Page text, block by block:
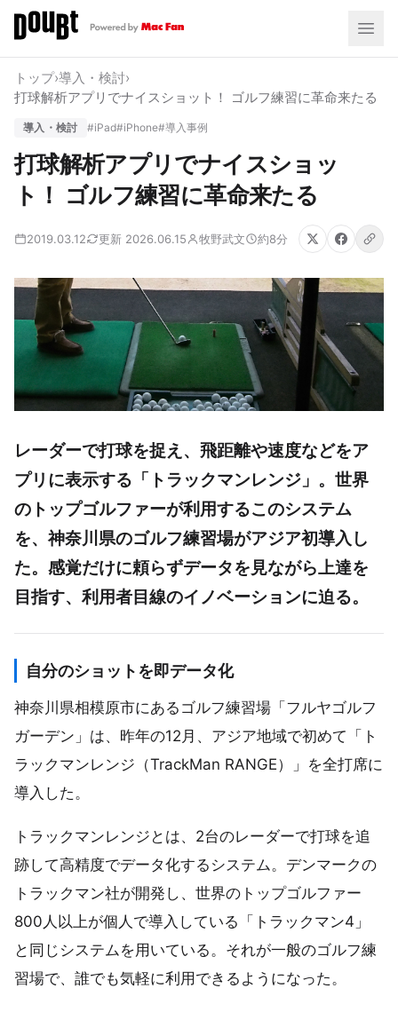
トップ›導入・検討›
打球解析アプリでナイスショット！ ゴルフ練習に革命来たる
導入・検討 #iPad#iPhone#導入事例
打球解析アプリでナイスショッ
ト！ ゴルフ練習に革命来たる
2019.03.12 更新 2026.06.15 牧野武文 約8分
レーダーで打球を捉え、飛距離や速度などをア
プリに表示する「トラックマンレンジ」。世界
のトップゴルファーが利用するこのシステム
を、神奈川県のゴルフ練習場がアジア初導入し
た。感覚だけに頼らずデータを見ながら上達を
目指す、利用者目線のイノベーションに迫る。
自分のショットを即データ化
神奈川県相模原市にあるゴルフ練習場「フルヤゴルフ
ガーデン」は、昨年の12月、アジア地域で初めて「ト
ラックマンレンジ（TrackMan RANGE）」を全打席に
導入した。
トラックマンレンジとは、2台のレーダーで打球を追
跡して高精度でデータ化するシステム。デンマークの
トラックマン社が開発し、世界のトップゴルファー
800人以上が個人で導入している「トラックマン4」
と同じシステムを用いている。それが一般のゴルフ練
習場で、誰でも気軽に利用できるようになった。